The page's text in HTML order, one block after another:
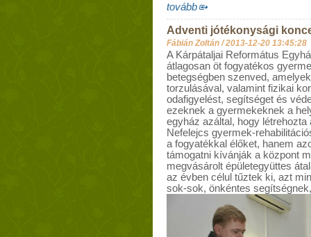
tovább
Adventi jótékonysági
Fábián Zoltán /2013-12-20 13:45:28
A Kárpátaljai Református
átlagosan öt fogyatékos
betegségben szenved,
torzulásával, valamint fizikai
odafigyelést, segítséget és
ezeknek a gyermekeknek a
egyház azáltal, hogy
Nefelejcs gyermek-
a fogyatékkal élőket, hanem
támogatni kívánják a központ
megvásárolt épületegyüttes
az évben célul tűztek ki, azt
sok-sok, önkéntes